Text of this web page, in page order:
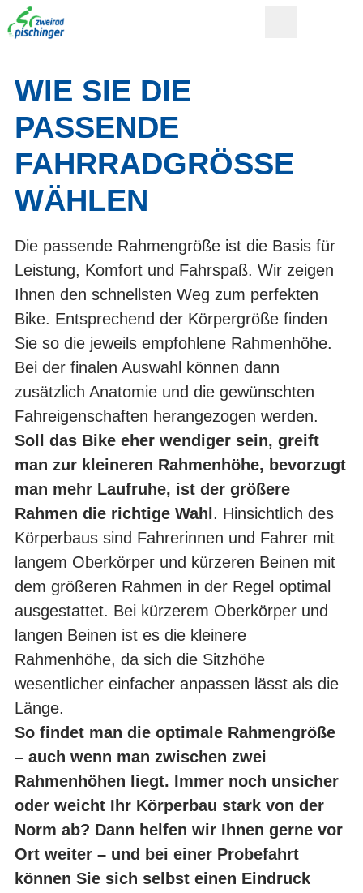
WIE SIE DIE
PASSENDE
FAHRRADGRÖSSE W
ÄHLEN
Die passende Rahmengröße ist die Basis für
Leistung, Komfort und Fahrspaß. Wir zeigen
Ihnen den schnellsten Weg zum perfekten
Bike. Entsprechend der Körpergröße finden
Sie so die jeweils empfohlene Rahmenhöhe.
Bei der finalen Auswahl können dann
zusätzlich Anatomie und die gewünschten
Fahreigenschaften herangezogen werden.
Soll das Bike eher wendiger sein, greift
man zur kleineren Rahmenhöhe, bevorzugt
man mehr Laufruhe, ist der größere
Rahmen die richtige Wahl . Hinsichtlich des
Körperbaus sind Fahrerinnen und Fahrer mit
langem Oberkörper und kürzeren Beinen mit
dem größeren Rahmen in der Regel optimal
ausgestattet. Bei kürzerem Oberkörper und
langen Beinen ist es die kleinere
Rahmenhöhe, da sich die Sitzhöhe
wesentlicher einfacher anpassen lässt als die
Länge.
So findet man die optimale Rahmengröße
– auch wenn man zwischen zwei
Rahmenhöhen liegt. Immer noch unsicher
oder weicht Ihr Körperbau stark von der
Norm ab? Dann helfen wir Ihnen gerne vor
Ort weiter – und bei einer Probefahrt
können Sie sich selbst einen Eindruck